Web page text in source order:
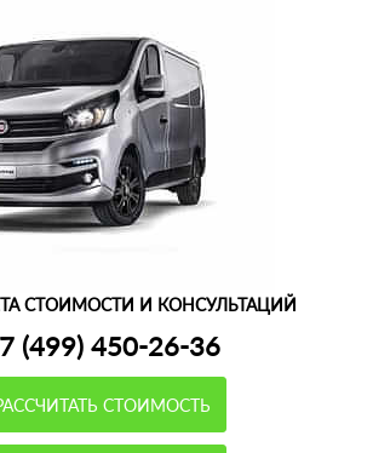
СТОИМОСТИ И КОНСУЛЬТАЦИЙ
(499) 450-26-36
СТОИМОСТЬ